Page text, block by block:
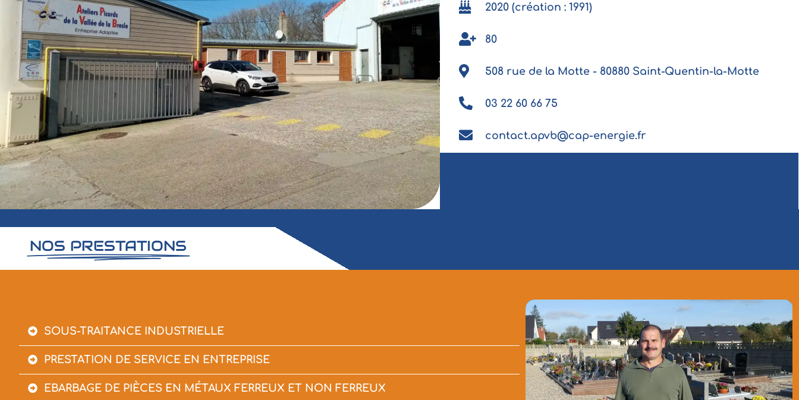
2020 (création : 1991)
80
508 rue de la Motte - 80880 Saint-Quentin-la-Motte
03 22 60 66 75
contact.apvb@cap-energie.fr
NOS PRESTATIONS
SOUS-TRAITANCE INDUSTRIELLE
PRESTATION DE SERVICE EN ENTREPRISE
EBARBAGE DE PIÈCES EN MÉTAUX FERREUX ET NON FERREUX